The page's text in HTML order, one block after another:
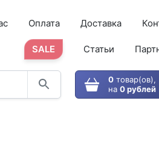
Оплата Доставка
SALE Статьи
0товар(ов),
на 0 рублей